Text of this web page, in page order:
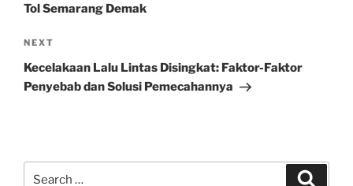
Tol Semarang Demak
Next
Post
NEXT
Kecelakaan Lalu Lintas Disingkat: Faktor-Faktor
Penyebab dan Solusi Pemecahannya